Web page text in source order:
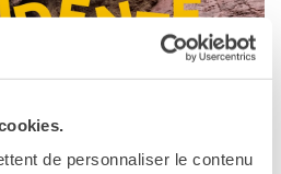
de personnaliser le contenu